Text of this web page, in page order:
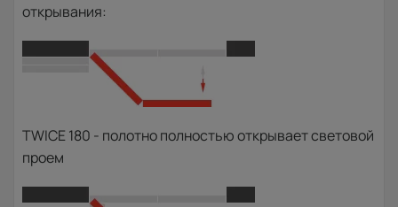
открывания:
TWICE 180 - полотно полностью открывает световой
проем